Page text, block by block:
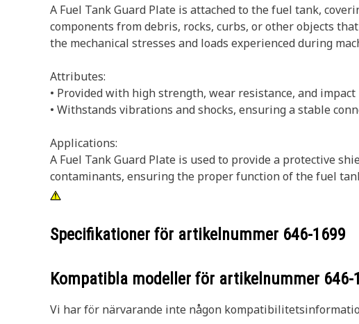
A Fuel Tank Guard Plate is attached to the fuel tank,
components from debris, rocks, curbs, or other objects
the mechanical stresses and loads experienced during
Attributes:
• Provided with high strength, wear resistance, and
• Withstands vibrations and shocks, ensuring a stable
Applications:
A Fuel Tank Guard Plate is used to provide a protective
contaminants, ensuring the proper function of the fuel
Specifikationer för artikelnummer 646-1699
Kompatibla modeller för artikelnummer 646-
Vi har för närvarande inte någon